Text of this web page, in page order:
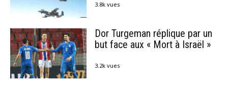
3.8k vues
Dor Turgeman réplique par un
but face aux « Mort à Israël »
3.2k vues